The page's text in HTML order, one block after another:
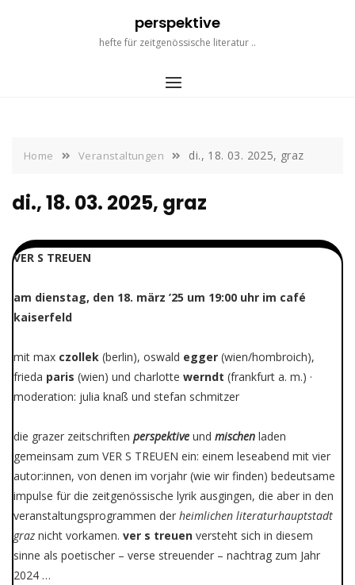
perspektive
hefte für zeitgenössische literatur ..
Home Veranstaltungen di., 18. 03. 2025, graz
di., 18. 03. 2025, graz
VER S TREUEN
am dienstag, den 18. märz ’25 um 19:00 uhr im café
kaiserfeld
mit max czollek (berlin), oswald egger (wien/hombroich),
frieda paris (wien) und charlotte werndt (frankfurt a. m.) ·
moderation: julia knaß und stefan schmitzer
die grazer zeitschriften perspektive und mischen laden
gemeinsam zum VER S TREUEN ein: einem leseabend mit vier
autor:innen, von denen im vorjahr (wie wir finden) bedeutsame
impulse für die zeitgenössische lyrik ausgingen, die aber in den
veranstaltungsprogrammen der heimlichen literaturhauptstadt
graz nicht vorkamen. ver s treuen versteht sich in diesem
sinne als poetischer – verse streuender – nachtrag zum Jahr
2024 …